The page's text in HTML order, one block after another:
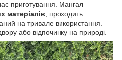
приготування. Мангал
матеріалів, проходить
на тривале використання.
або відпочинку на природі.